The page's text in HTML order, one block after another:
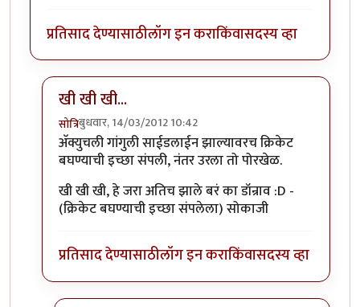
प्रतिसाद देण्यासाठीलॉग इन कराकिंवासदस्य व्हा
खी खी खी...
सोत्रिबुधवार, 14/03/2012 10:42
In reply toमस्त रे ...byछोटा डॉन
अ‍ॅक्युचली गांगुली साईडलाईन झाल्यावरच क्रिकेट
बघण्याची इच्छा संपली, नंतर उरला तो पोरखेळ.
खी खी खी, हे जरा अतिच झाले बरं का डॉन्राव :D -
(क्रिकेट बघण्याची इच्छा संपलेला) सोकाजी
प्रतिसाद देण्यासाठीलॉग इन कराकिंवासदस्य व्हा